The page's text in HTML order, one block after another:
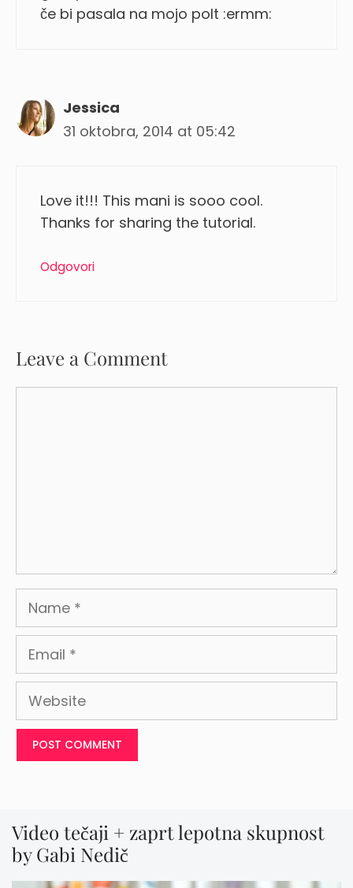
če bi pasala na mojo polt :ermm:
Jessica
31 oktobra, 2014 at 05:42
Love it!!! This mani is sooo cool.
Thanks for sharing the tutorial.
Odgovori
Leave a Comment
Name
Email
Website
Video tečaji + zaprt lepotna skupnost
by Gabi Nedič